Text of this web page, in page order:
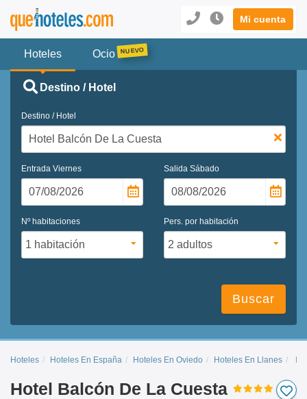
Mi cuenta
Hoteles Ocio
Destino / Hotel
Destino / Hotel
Entrada Viernes Salida Sábado
Nº habitaciones Pers. por habitación
Buscar
Hoteles Hoteles En España Hoteles En Oviedo Hoteles En Llanes
Hotel Balcón De La Cuesta